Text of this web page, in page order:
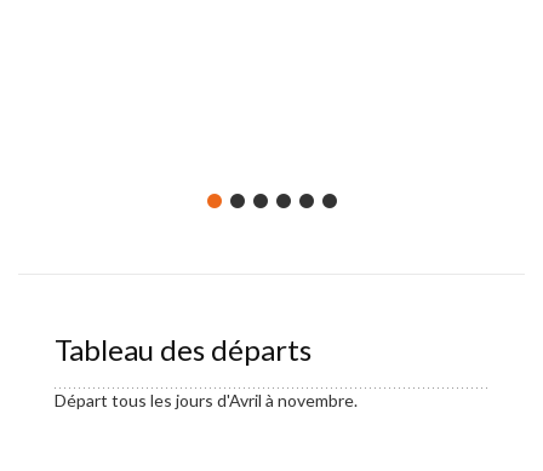
Tableau des départs
Départ tous les jours d'Avril à novembre.